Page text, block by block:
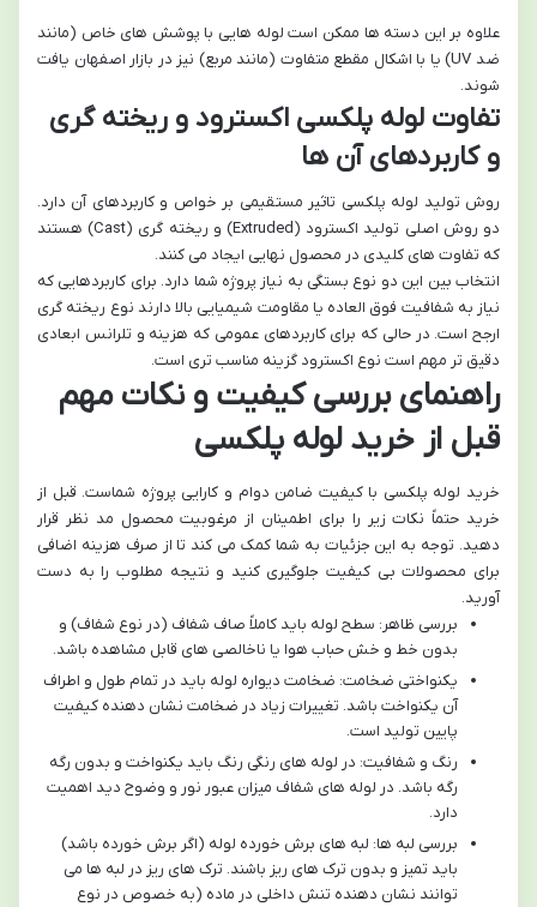
علاوه بر این دسته ها ممکن است لوله هایی با پوشش های خاص (مانند
ضد UV) یا با اشکال مقطع متفاوت (مانند مربع) نیز در بازار اصفهان یافت
شوند.
تفاوت لوله پلکسی اکسترود و ریخته گری
و کاربردهای آن ها
روش تولید لوله پلکسی تاثیر مستقیمی بر خواص و کاربردهای آن دارد.
دو روش اصلی تولید اکسترود (Extruded) و ریخته گری (Cast) هستند
که تفاوت های کلیدی در محصول نهایی ایجاد می کنند.
انتخاب بین این دو نوع بستگی به نیاز پروژه شما دارد. برای کاربردهایی که
نیاز به شفافیت فوق العاده یا مقاومت شیمیایی بالا دارند نوع ریخته گری
ارجح است. در حالی که برای کاربردهای عمومی که هزینه و تلرانس ابعادی
دقیق تر مهم است نوع اکسترود گزینه مناسب تری است.
راهنمای بررسی کیفیت و نکات مهم
قبل از خرید لوله پلکسی
خرید لوله پلکسی با کیفیت ضامن دوام و کارایی پروژه شماست. قبل از
خرید حتماً نکات زیر را برای اطمینان از مرغوبیت محصول مد نظر قرار
دهید. توجه به این جزئیات به شما کمک می کند تا از صرف هزینه اضافی
برای محصولات بی کیفیت جلوگیری کنید و نتیجه مطلوب را به دست
آورید.
بررسی ظاهر: سطح لوله باید کاملاً صاف شفاف (در نوع شفاف) و
بدون خط و خش حباب هوا یا ناخالصی های قابل مشاهده باشد.
یکنواختی ضخامت: ضخامت دیواره لوله باید در تمام طول و اطراف
آن یکنواخت باشد. تغییرات زیاد در ضخامت نشان دهنده کیفیت
پایین تولید است.
رنگ و شفافیت: در لوله های رنگی رنگ باید یکنواخت و بدون رگه
رگه باشد. در لوله های شفاف میزان عبور نور و وضوح دید اهمیت
دارد.
بررسی لبه ها: لبه های برش خورده لوله (اگر برش خورده باشد)
باید تمیز و بدون ترک های ریز باشند. ترک های ریز در لبه ها می
توانند نشان دهنده تنش داخلی در ماده (به خصوص در نوع